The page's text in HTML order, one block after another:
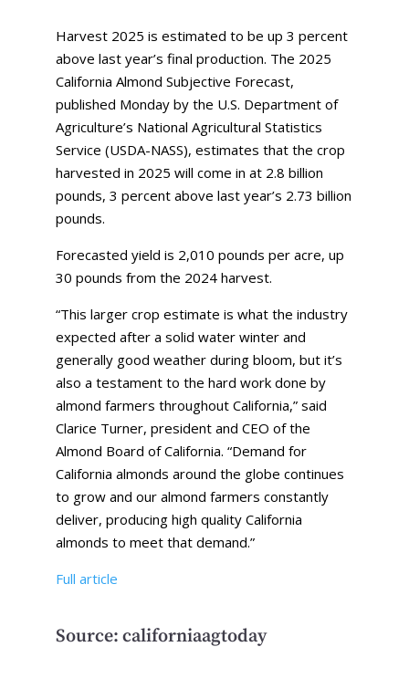
Harvest 2025 is estimated to be up 3 percent
above last year’s final production. The 2025
California Almond Subjective Forecast,
published Monday by the U.S. Department of
Agriculture’s National Agricultural Statistics
Service (USDA-NASS), estimates that the crop
harvested in 2025 will come in at 2.8 billion
pounds, 3 percent above last year’s 2.73 billion
pounds.
Forecasted yield is 2,010 pounds per acre, up
30 pounds from the 2024 harvest.
“This larger crop estimate is what the industry
expected after a solid water winter and
generally good weather during bloom, but it’s
also a testament to the hard work done by
almond farmers throughout California,” said
Clarice Turner, president and CEO of the
Almond Board of California. “Demand for
California almonds around the globe continues
to grow and our almond farmers constantly
deliver, producing high quality California
almonds to meet that demand.”
Full article
Source: californiaagtoday